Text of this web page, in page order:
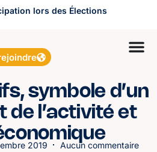
lors des Élections
symbole d’un
de l’activité et
2019 Aucun commentaire